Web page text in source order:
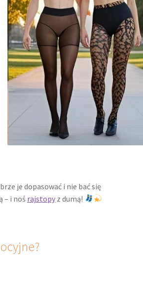
je dopasować i nie bać się
– i noś rajstopy z dumą!